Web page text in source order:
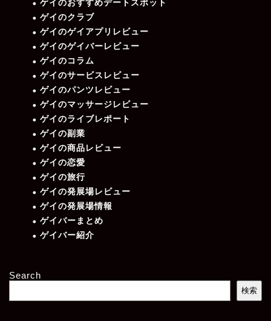
ゲイのおすすめデートスポット
ゲイのクラブ
ゲイのゲイアプリレビュー
ゲイのゲイバーレビュー
ゲイのコラム
ゲイのサービスレビュー
ゲイのパンツレビュー
ゲイのマッサージレビュー
ゲイのライブレポート
ゲイの副業
ゲイの商品レビュー
ゲイの恋愛
ゲイの旅行
ゲイの発展場レビュー
ゲイの発展場情報
ゲイバーまとめ
ゲイバー紹介
Search
検索